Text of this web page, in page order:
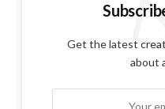
Get the latest
about